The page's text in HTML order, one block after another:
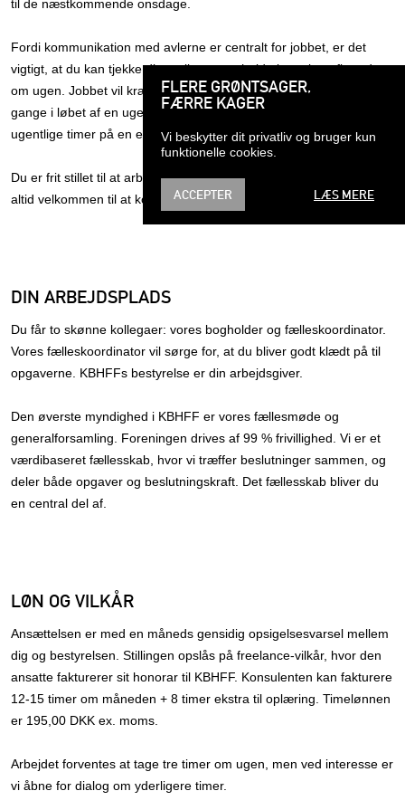
FLERE GRØNTSAGER,
FÆRRE KAGER
Vi beskytter dit privatliv og bruger kun
funktionelle cookies.
ACCEPTER LÆS MERE
til de næstkommende onsdage.
Fordi kommunikation med avlerne er centralt for jobbet, er det
vigtigt, at du kan tjekke din mail og opretholde kontakten flere dage
om ugen. Jobbet vil kræve, at du “checker ind” på mailen et par
gange i løbet af en uge, og det er således ikke muligt at samle de
ugentlige timer på en enkelt arbejdsdag.
Du er frit stillet til at arbejde hvorfra du har lyst og er selvfølgelig
altid velkommen til at komme forbi vores fælleslager om onsdagen.
DIN ARBEJDSPLADS
Du får to skønne kollegaer: vores bogholder og fælleskoordinator.
Vores fælleskoordinator vil sørge for, at du bliver godt klædt på til
opgaverne. KBHFFs bestyrelse er din arbejdsgiver.
Den øverste myndighed i KBHFF er vores fællesmøde og
generalforsamling. Foreningen drives af 99 % frivillighed. Vi er et
værdibaseret fællesskab, hvor vi træffer beslutninger sammen, og
deler både opgaver og beslutningskraft. Det fællesskab bliver du
en central del af.
LØN OG VILKÅR
Ansættelsen er med en måneds gensidig opsigelsesvarsel mellem
dig og bestyrelsen. Stillingen opslås på freelance-vilkår, hvor den
ansatte fakturerer sit honorar til KBHFF. Konsulenten kan fakturere
12-15 timer om måneden + 8 timer ekstra til oplæring. Timelønnen
er 195,00 DKK ex. moms.
Arbejdet forventes at tage tre timer om ugen, men ved interesse er
vi åbne for dialog om yderligere timer.